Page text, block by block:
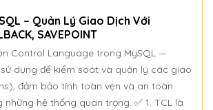
– Quản Lý Giao Dịch Với
SAVEPOINT
Control Language trong MySQL —
dụng để kiểm soát và quản lý các giao
đảm bảo tính toàn vẹn và an toàn
hệ thống quan trọng. ✅ 1. TCL là